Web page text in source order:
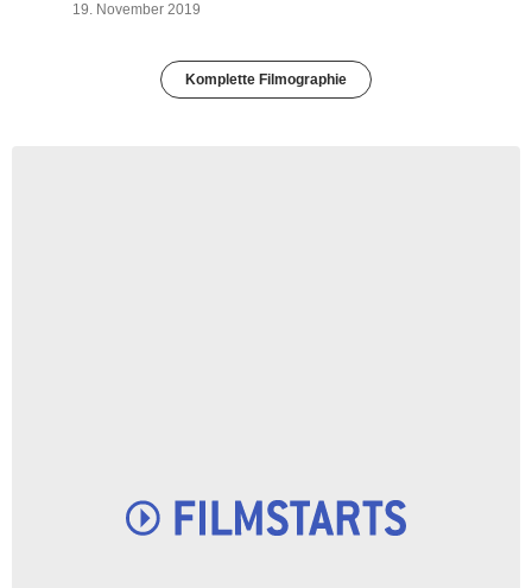
19. November 2019
Komplette Filmographie